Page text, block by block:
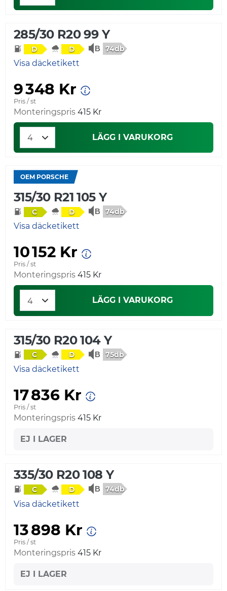
285/30 R20 99 Y
D D 74db
Visa däcketikett
9 348 Kr
Pris / st
Monteringspris 415 Kr
LÄGG I VARUKORG
OEM PORSCHE
315/30 R21 105 Y
C D 74db
Visa däcketikett
10 152 Kr
Pris / st
Monteringspris 415 Kr
LÄGG I VARUKORG
315/30 R20 104 Y
C D 75db
Visa däcketikett
17 836 Kr
Pris / st
Monteringspris 415 Kr
EJ I LAGER
335/30 R20 108 Y
C D 74db
Visa däcketikett
13 898 Kr
Pris / st
Monteringspris 415 Kr
EJ I LAGER